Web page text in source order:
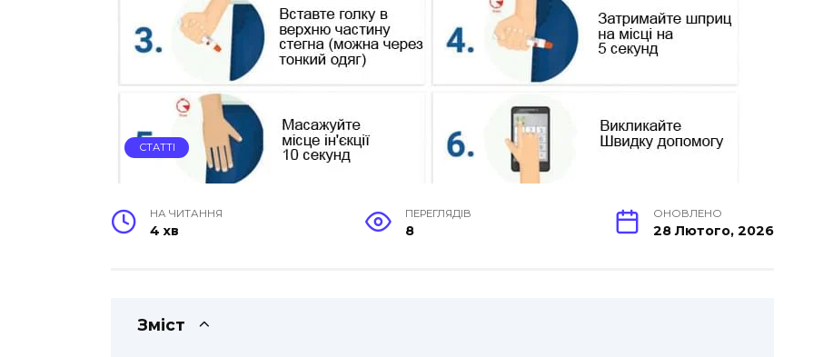
СТАТТІ
НА ЧИТАННЯ
4 хв
ПЕРЕГЛЯДІВ
8
ОНОВЛЕНО
28 Лютого, 2026
Зміст